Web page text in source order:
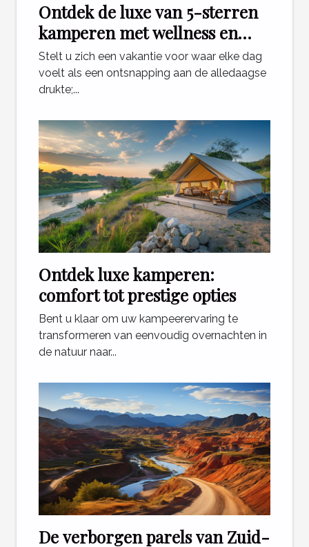
Ontdek de luxe van 5-sterren
kamperen met wellness en
natuur
Stelt u zich een vakantie voor waar elke dag
voelt als een ontsnapping aan de alledaagse
drukte;...
Ontdek luxe kamperen:
comfort tot prestige opties
Bent u klaar om uw kampeerervaring te
transformeren van eenvoudig overnachten in
de natuur naar...
De verborgen parels van Zuid-